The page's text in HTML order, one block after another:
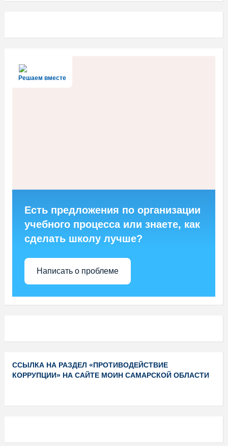
Решаем вместе
Есть предложения по организации
учебного процесса или знаете, как
сделать школу лучше?
Написать о проблеме
ССЫЛКА НА РАЗДЕЛ «ПРОТИВОДЕЙСТВИЕ
КОРРУПЦИИ» НА САЙТЕ МОИН САМАРСКОЙ ОБЛАСТИ